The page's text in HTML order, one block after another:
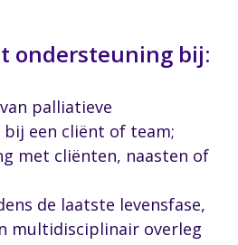
ondersteuning bij:
palliatieve
een cliënt of team;
met cliënten, naasten of
de laatste levensfase,
multidisciplinair overleg